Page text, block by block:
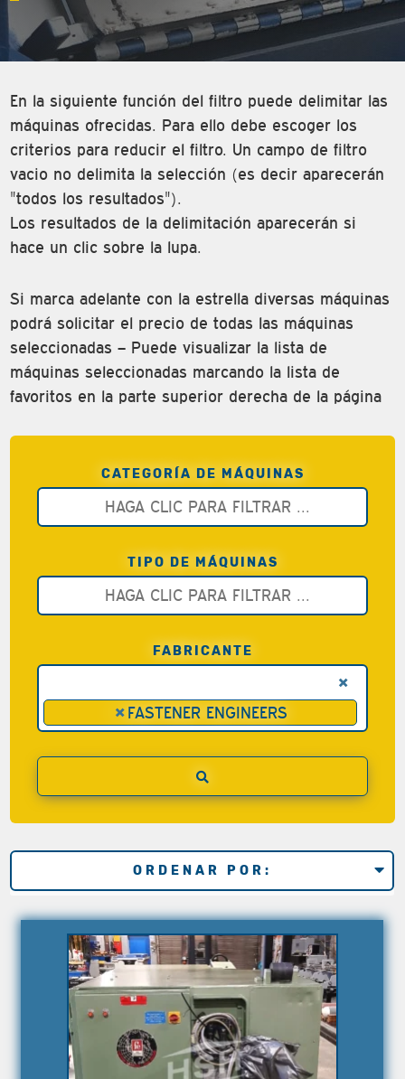
En la siguiente función del filtro puede delimitar las
máquinas ofrecidas. Para ello debe escoger los
criterios para reducir el filtro. Un campo de filtro
vacio no delimita la selección (es decir aparecerán
"todos los resultados").
Los resultados de la delimitación aparecerán si
hace un clic sobre la lupa.
Si marca adelante con la estrella diversas máquinas
podrá solicitar el precio de todas las máquinas
seleccionadas – Puede visualizar la lista de
máquinas seleccionadas marcando la lista de
favoritos en la parte superior derecha de la página
CATEGORÍA DE MÁQUINAS
TIPO DE MÁQUINAS
FABRICANTE
×
×FASTENER ENGINEERS